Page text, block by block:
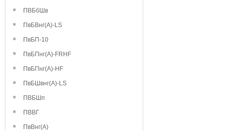
ПВБбШв
ПвБВнг(А)-LS
ПвБП-10
ПвБПнг(А)-FRHF
ПвБПнг(А)-HF
ПвБШвнг(А)-LS
ПВБШп
ПВВГ
ПвВнг(А)